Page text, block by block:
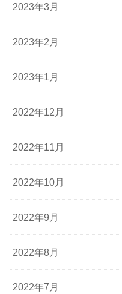
2023年3月
2023年2月
2023年1月
2022年12月
2022年11月
2022年10月
2022年9月
2022年8月
2022年7月